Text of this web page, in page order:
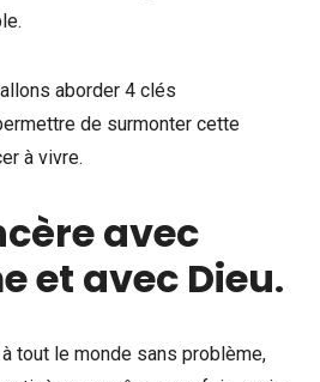
aborder 4 clés
de surmonter cette
à vivre.
avec
et avec Dieu.
tout le monde sans problème,